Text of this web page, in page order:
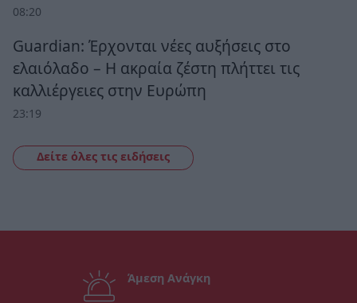
08:20
Guardian: Έρχονται νέες αυξήσεις στο
ελαιόλαδο – Η ακραία ζέστη πλήττει τις
καλλιέργειες στην Ευρώπη
23:19
Δείτε όλες τις ειδήσεις
Άμεση Ανάγκη